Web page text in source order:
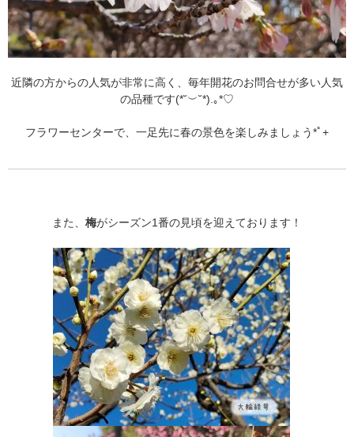
近隣の方からの人気が非常に高く、毎年開花のお問合せが多い人気
の品種です(⁠*⁠˘⁠︶⁠˘⁠*⁠)⁠.⁠｡⁠*⁠♡
フラワーセンターで、一足先に春の景色を楽しみましょう⁠*ﾟ⁠+
また、 梅がシーズン1番の見頃を迎えております！